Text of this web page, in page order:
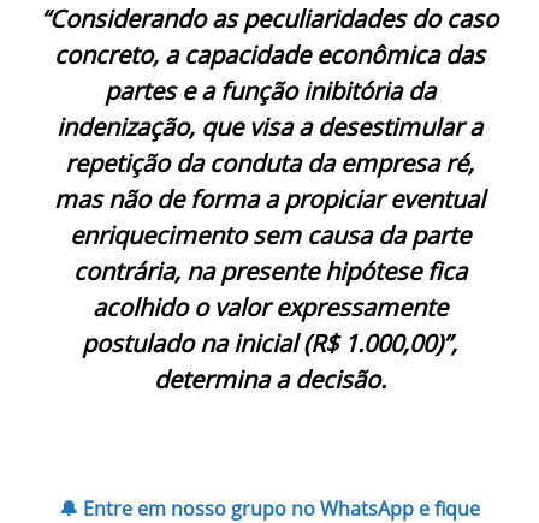
“Considerando as peculiaridades do caso
concreto, a capacidade econômica das
partes e a função inibitória da
indenização, que visa a desestimular a
repetição da conduta da empresa ré,
mas não de forma a propiciar eventual
enriquecimento sem causa da parte
contrária, na presente hipótese fica
acolhido o valor expressamente
postulado na inicial (R$ 1.000,00)”,
determina a decisão.
🔔 Entre em nosso grupo no WhatsApp e fique